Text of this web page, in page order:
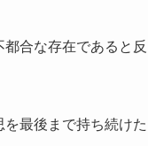
合な存在であると反
最後まで持ち続けた